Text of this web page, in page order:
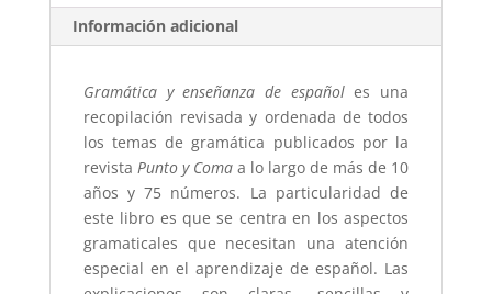
Información adicional
Gramática y enseñanza de españoles una
recopilación revisada y ordenada de todos
los temas de gramática publicados por la
revista Punto y Comaa lo largo de más de 10
años y 75 números. La particularidad de
este libro es que se centra en los aspectos
gramaticales que necesitan una atención
especial en el aprendizaje de español. Las